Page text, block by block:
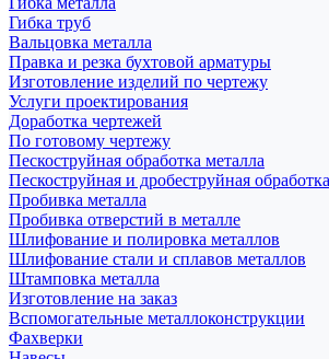
Гибка труб
Вальцовка металла
Правка и резка бухтовой арматуры
Изготовление изделий по чертежу
Услуги проектирования
Доработка чертежей
По готовому чертежу
Пескоструйная обработка металла
Пескоструйная и дробеструйная
Пробивка металла
Пробивка отверстий в металле
Шлифование и полировка металлов
Шлифование стали и сплавов металлов
Штамповка металла
Изготовление на заказ
Вспомогательные металлоконструкции
Фахверки